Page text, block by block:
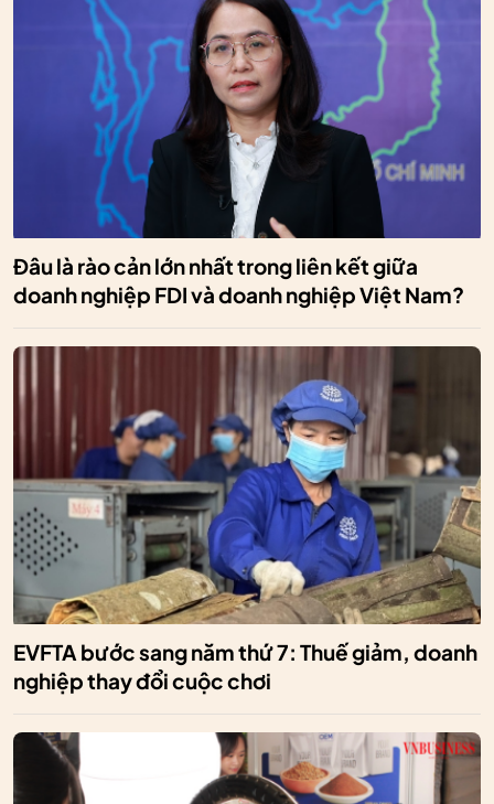
Đâu là rào cản lớn nhất trong liên kết giữa
doanh nghiệp FDI và doanh nghiệp Việt Nam?
EVFTA bước sang năm thứ 7: Thuế giảm, doanh
nghiệp thay đổi cuộc chơi